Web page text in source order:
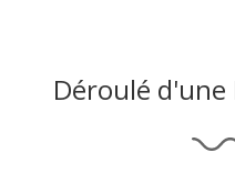
Déroulé